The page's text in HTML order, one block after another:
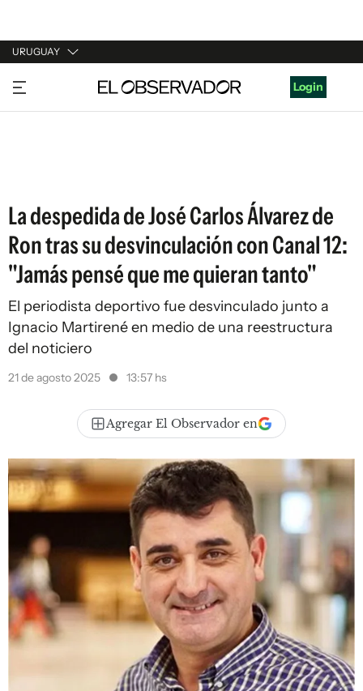
URUGUAY
URUGUAY
ARGENTINA
Login
La despedida de José Carlos Álvarez de
Ron tras su desvinculación con Canal 12:
"Jamás pensé que me quieran tanto"
El periodista deportivo fue desvinculado junto a
Ignacio Martirené en medio de una reestructura
del noticiero
21 de agosto 2025 13:57 hs
Agregar El Observador en